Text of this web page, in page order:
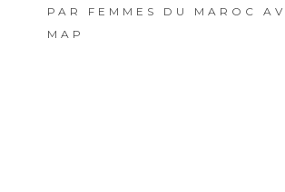
PAR FEMMES DU MAROC
MAP